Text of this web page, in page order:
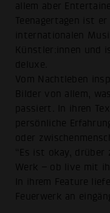
allem aber
Teenagertagen ist
internationalen
Künstler:innen und
deluxe.
Vom Nachtleben
Bilder von allem,
passiert. In ihren
persönliche
oder
“Es ist okay,
Werk – ob live mit
In ihrem Feature
Feuerwerk an